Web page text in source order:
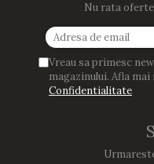
Nu rata
Vreau sa primesc
magazinului. Afla
Confidentialitate